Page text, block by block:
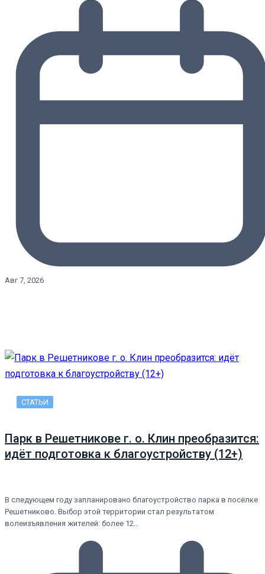
Авг 7, 2026
СТАТЬИ
Парк в Решетникове г. о. Клин преобразится:
идёт подготовка к благоустройству (12+)
В следующем году запланировано благоустройство парка в посёлке
Решетниково. Выбор этой территории стал результатом
волеизъявления жителей: более 12…